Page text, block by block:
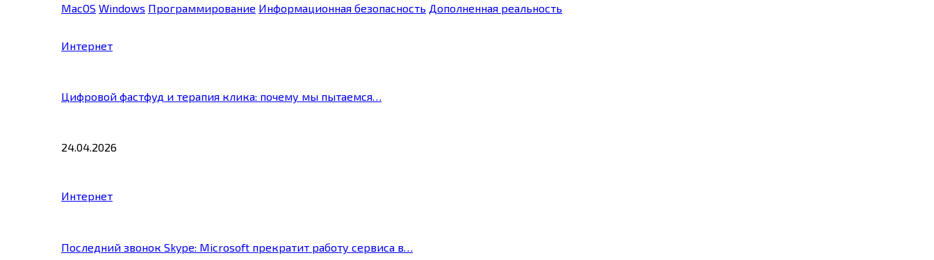
MacOS Windows Программирование Информационная безопасность Дополненная реальность
Интернет
Цифровой фастфуд и терапия клика: почему мы пытаемся…
24.04.2026
Интернет
Последний звонок Skype: Microsoft прекратит работу сервиса в…